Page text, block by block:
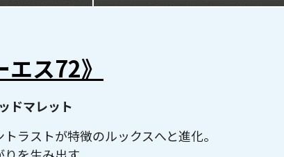
ス72》
ドマレット
ラストが特徴のルックスへと進化。